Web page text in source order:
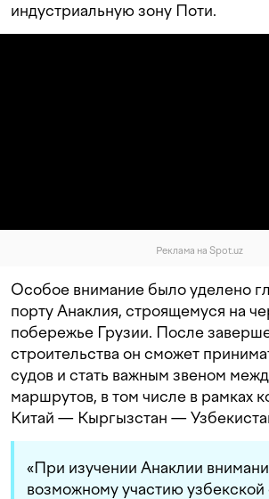
индустриальную зону Поти.
Реклама на Spot.uz
Особое внимание было уделено
порту Анаклия, строящемуся на
побережье Грузии. После
строительства он сможет
судов и стать важным звеном
маршрутов, в том числе в рамках
Китай — Кыргызстан —
«При изучении Анаклии
возможному участию